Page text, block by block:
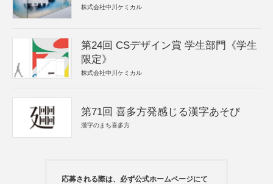
株式会社中川ケミカル
第24回 CSデザイン賞 学生部門《学生
限定》
株式会社中川ケミカル
第71回 喜多方発感じる漢字あそび
漢字のまち喜多方
応募される際は、必ず公式ホームページにて